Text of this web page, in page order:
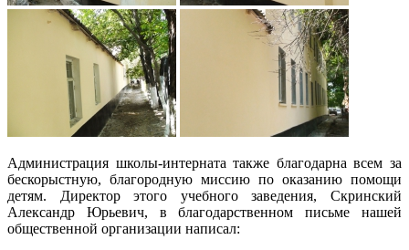
Администрация школы-интерната также благодарна всем за
бескорыстную, благородную миссию по оказанию помощи
детям. Директор этого учебного заведения, Скринский
Александр Юрьевич, в благодарственном письме нашей
общественной организации написал: